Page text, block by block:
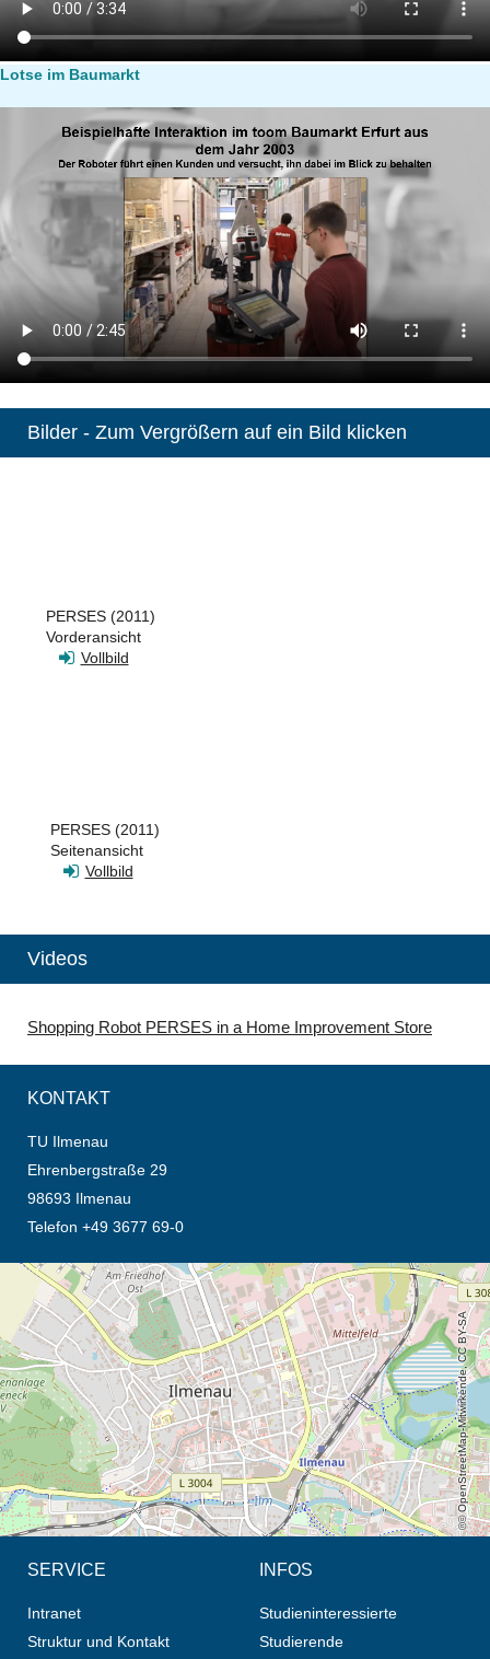
Lotse im Baumarkt
Bilder - Zum Vergrößern auf ein Bild klicken
PERSES (2011)
Vorderansicht
Vollbild
PERSES (2011)
Seitenansicht
Vollbild
Videos
Shopping Robot PERSES in a Home Improvement Store
KONTAKT
TU Ilmenau
Ehrenbergstraße 29
98693 Ilmenau
Telefon +49 3677 69-0
Öffnet die Anfahrtsbeschreibung in neuem Tab (Karte)
© OpenStreetMap-Mitwirkende, CC BY-SA
SERVICE
Intranet
Struktur und Kontakt
INFOS
Studieninteressierte
Studierende